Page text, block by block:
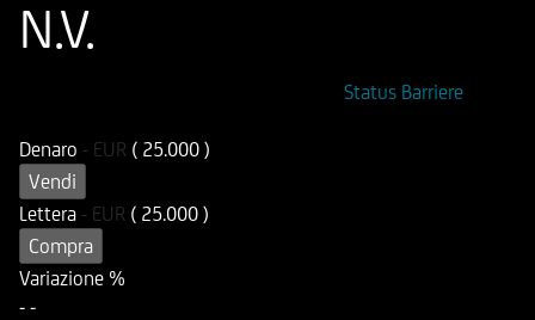
N.V.
Status Barriere
Denaro - EUR ( 25.000 )
Vendi
Lettera - EUR ( 25.000 )
Compra
Variazione %
- -